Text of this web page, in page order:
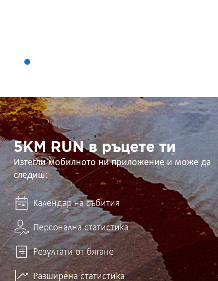
5KM
RUN
в
ръцете
ти 5KM RUN в ръцете ти
Изтегли мобилното ни приложение и може да
следиш:
Календар на събития
Персонална статистика
Резултати от бягане
Разширена статистика